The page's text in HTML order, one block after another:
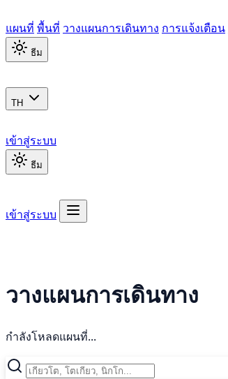
แผนที่ พื้นที่ วางแผนการเดินทาง การแจ้งเตือน
ธีม
TH
เข้าสู่ระบบ
ธีม
เข้าสู่ระบบ
วางแผนการเดินทาง
กำลังโหลดแผนที่...